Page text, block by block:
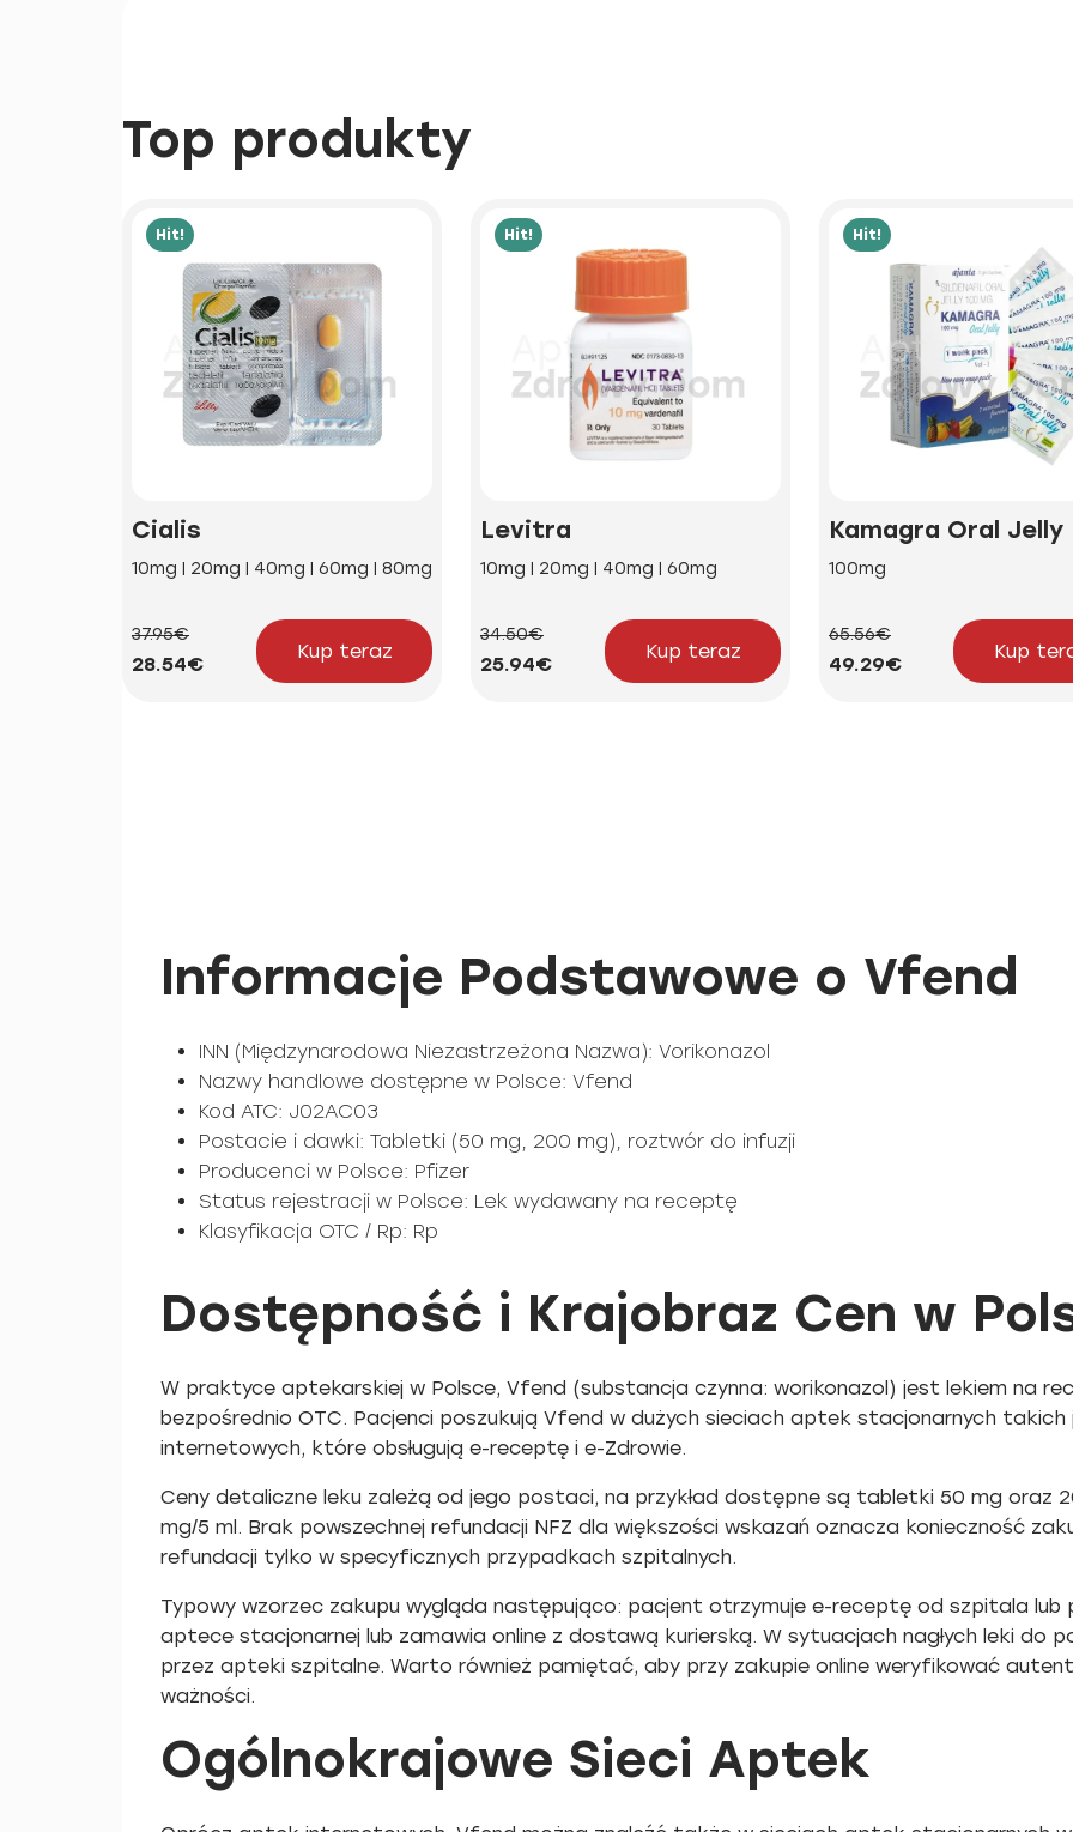
Top produkty
Hit!
Cialis
10mg | 20mg | 40mg | 60mg | 80mg
37.95€
28.54€
Kup teraz
Hit!
Levitra
10mg | 20mg | 40mg | 60mg
34.50€
25.94€
Kup teraz
Hit!
Kamagra Oral Jelly
100mg
65.56€
49.29€
Kup
Informacje Podstawowe o Vfend
INN (Międzynarodowa Niezastrzeżona Nazwa): Vorikonazol
Nazwy handlowe dostępne w Polsce: Vfend
Kod ATC: J02AC03
Postacie i dawki: Tabletki (50 mg, 200 mg), roztwór do infuzji
Producenci w Polsce: Pfizer
Status rejestracji w Polsce: Lek wydawany na receptę
Klasyfikacja OTC / Rp: Rp
Dostępność i Krajobraz Cen w
W praktyce aptekarskiej w Polsce, Vfend (substancja czynna: worikonazol) jest lekiem na
bezpośrednio OTC. Pacjenci poszukują Vfend w dużych sieciach aptek stacjonarnych
internetowych, które obsługują e-receptę i e-Zdrowie.
Ceny detaliczne leku zależą od jego postaci, na przykład dostępne są tabletki 50 mg oraz
mg/5 ml. Brak powszechnej refundacji NFZ dla większości wskazań oznacza konieczność
refundacji tylko w specyficznych przypadkach szpitalnych.
Typowy wzorzec zakupu wygląda następująco: pacjent otrzymuje e-receptę od szpitala lub
aptece stacjonarnej lub zamawia online z dostawą kurierską. W sytuacjach nagłych leki do
przez apteki szpitalne. Warto również pamiętać, aby przy zakupie online weryfikować
ważności.
Ogólnokrajowe Sieci Aptek